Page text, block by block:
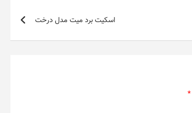
اسکیت برد میت مدل درخت
*